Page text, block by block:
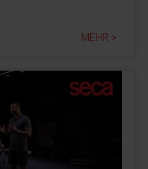
MEHR >